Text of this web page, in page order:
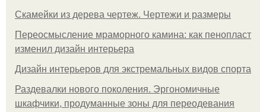
Скамейки из дерева чертеж. Чертежи и размеры
Переосмысление мраморного камина: как пенопласт
изменил дизайн интерьера
Дизайн интерьеров для экстремальных видов спорта
Раздевалки нового поколения. Эргономичные
шкафчики, продуманные зоны для переодевания